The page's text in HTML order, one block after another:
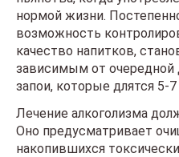
нормой жизни.
возможность
качество напитков,
зависимым от
запои, которые длятся 5-
Лечение алкоголизма
Оно предусматривает
накопившихся